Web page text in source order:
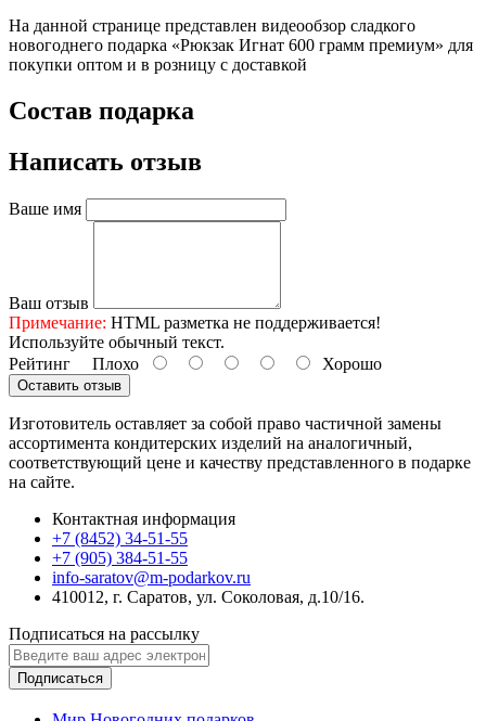
На данной странице представлен видеообзор сладкого
новогоднего подарка «Рюкзак Игнат 600 грамм премиум» для
покупки оптом и в розницу с доставкой
Состав подарка
Написать отзыв
Ваше имя
Ваш отзыв
Примечание: HTML разметка не поддерживается!
Используйте обычный текст.
Рейтинг Плохо Хорошо
Оставить отзыв
Изготовитель оставляет за собой право частичной замены
ассортимента кондитерских изделий на аналогичный,
соответствующий цене и качеству представленного в подарке
на сайте.
Контактная информация
+7 (8452) 34-51-55
+7 (905) 384-51-55
info-saratov@m-podarkov.ru
410012, г. Саратов, ул. Соколовая, д.10/16.
Подписаться на рассылку
Подписаться